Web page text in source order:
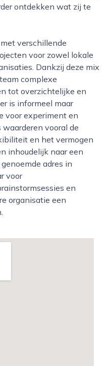
ontdekken wat zij te
voor zowel lokale
Dankzij deze mix
complexe
tot overzichtelijke en
is informeel maar
voor experiment en
vooral de
en het vermogen
inhoudelijk naar een
adres in
voor
en
organisatie een